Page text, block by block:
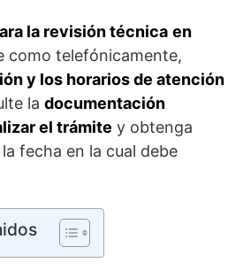
la revisión técnica en
como telefónicamente,
y los horarios de atención
la documentación
el trámite y obtenga
fecha en la cual debe